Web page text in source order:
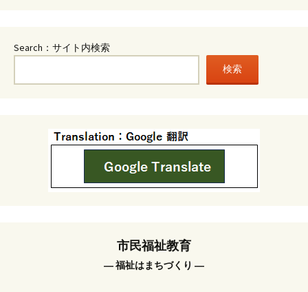
Search：サイト内検索
検索
市民福祉教育
― 福祉はまちづくり ―